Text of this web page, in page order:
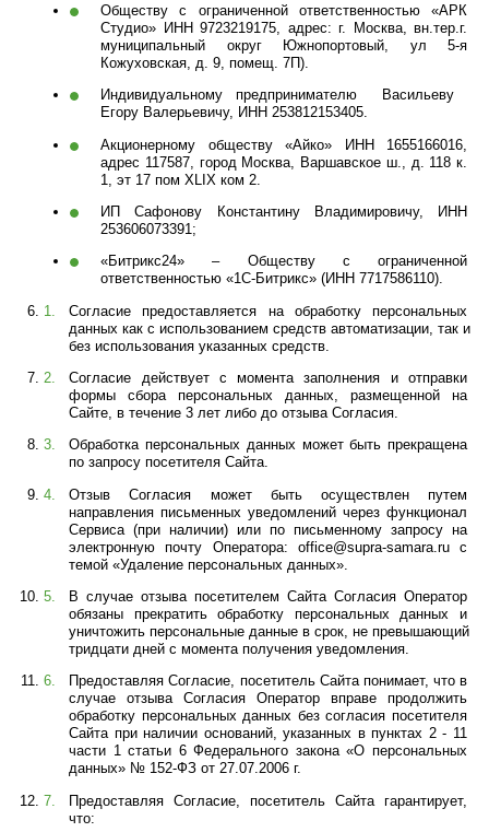
Обществу с ограниченной ответственностью «АРК
Студио» ИНН 9723219175, адрес: г. Москва, вн.тер.г.
муниципальный округ Южнопортовый, ул 5-я
Кожуховская, д. 9, помещ. 7П).
Индивидуальному предпринимателю  Васильеву
Егору Валерьевичу, ИНН 253812153405.
Акционерному обществу «Айко» ИНН 1655166016,
адрес 117587, город Москва, Варшавское ш., д. 118 к.
1, эт 17 пом XLIX ком 2.
ИП Сафонову Константину Владимировичу, ИНН
253606073391;
«Битрикс24» – Обществу с ограниченной
ответственностью «1С-Битрикс» (ИНН 7717586110).
Согласие предоставляется на обработку персональных
данных как с использованием средств автоматизации, так и
без использования указанных средств.
Согласие действует с момента заполнения и отправки
формы сбора персональных данных, размещенной на
Сайте, в течение 3 лет либо до отзыва Согласия.
Обработка персональных данных может быть прекращена
по запросу посетителя Сайта.
Отзыв Согласия может быть осуществлен путем
направления письменных уведомлений через функционал
Сервиса (при наличии) или по письменному запросу на
электронную почту Оператора: office@supra-samara.ru с
темой «Удаление персональных данных».
В случае отзыва посетителем Сайта Согласия Оператор
обязаны прекратить обработку персональных данных и
уничтожить персональные данные в срок, не превышающий
тридцати дней с момента получения уведомления.
Предоставляя Согласие, посетитель Сайта понимает, что в
случае отзыва Согласия Оператор вправе продолжить
обработку персональных данных без согласия посетителя
Сайта при наличии оснований, указанных в пунктах 2 - 11
части 1 статьи 6 Федерального закона «О персональных
данных» № 152-ФЗ от 27.07.2006 г.
Предоставляя Согласие, посетитель Сайта гарантирует,
что: